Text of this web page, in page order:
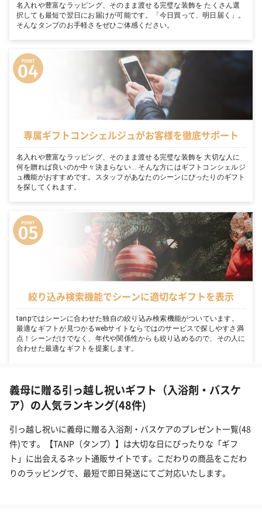
名入れや豊富なラッピング、そのまま渡せる完璧な装飾を たくさん選
択しても最短で翌日にお届けが可能です。「今日買って、明日届く」。
そんなタンプのお手軽さをぜひご体感ください。
専属ギフトコンシェルジュがお客様を徹底サポート
名入れや豊富なラッピング、そのまま渡せる完璧な装飾を 大切な人に
何を贈れば良いのか中々決まらない… そんな方にはギフトコンシェルジ
ュ機能がおすすめです。スタッフがあなたのシーンにぴったりのギフト
を探してくれます。
絞り込み検索機能でシーンに適切なギフトを表示
tanpではシーンに合わせた独自の絞り込み検索機能がついています。
最適なギフトが見つかるwebサイトならではのサービスで探しやすさ満
点！シーンだけでなく、年代や関係性からも絞り込めるので、その人に
合わせた最適なギフトを提案します。
義母に贈る引っ越し祝いギフト（入浴剤・バスケ
ア）の人気ランキング(48件)
引っ越し祝いに義母に贈る入浴剤・バスケアのプレゼント一覧(48
件)です。【TANP（タンプ）】は大切な日にぴったりな「ギフ
ト」に出会えるネット通販サイトです。こだわりの商品をこだわ
りのラッピングで、最短で即日発送にてご対応いたします。